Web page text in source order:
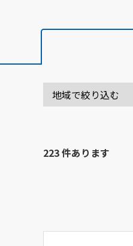
223 件あります